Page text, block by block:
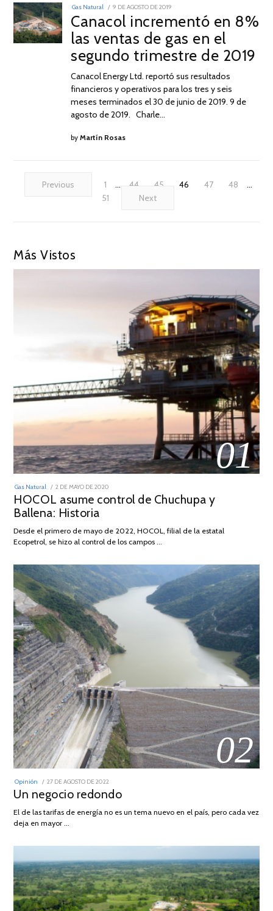
Gas Natural
POSTED
9 DE AGOSTO DE 2019
AGOSTO
DE
2019
Canacol incrementó en 8%
las ventas de gas en el
segundo trimestre de 2019
Canacol Energy Ltd. reportó sus resultados
financieros y operativos para los tres y seis
meses terminados el 30 de junio de 2019. 9 de
agosto de 2019. Charle…
byMartín Rosas
Previous 1 … 44 45 46 47 48
…
51
Next
Más Vistos
01
Gas Natural
POSTED
2 DE MAYO DE 2020
DE
FEBRERO
HOCOL asume control de Chuchupa y
Ballena: Historia
Desde el primero de mayo de 2022, HOCOL, filial de la estatal
Ecopetrol, se hizo al control de los campos …
02
Opinión
POSTED
27 DE AGOSTO DE 2022
DE
AGOSTO
Un negocio redondo
El de las tarifas de energía no es un tema nuevo en el país, pero cada vez
deja en mayor …